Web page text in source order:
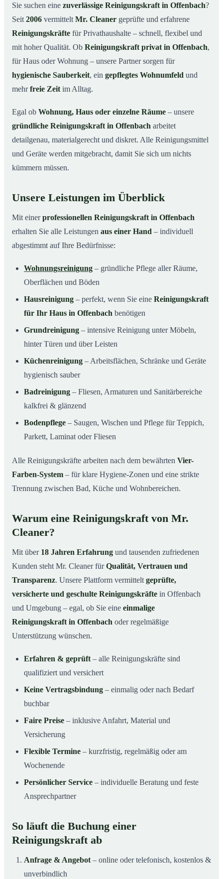
03Warum eine Reinigungskraft von Mr. Cleaner?
04So läuft die Buchung einer Reinigungskraft ab
05Typische Anlässe für eine Reinigungskraft
07Jetzt Reinigungskraft buchen
08So einfach buchen Sie eine Reinigungskraft in
Sie suchen eine zuverlässige Reinigungskraft in Offenbach?
Seit 2006 vermittelt Mr. Cleaner geprüfte und erfahrene
Reinigungskräfte für Privathaushalte – schnell, flexibel und
mit hoher Qualität. Ob Reinigungskraft privat in Offenbach,
für Haus oder Wohnung – unsere Partner sorgen für
hygienische Sauberkeit, ein gepflegtes Wohnumfeld und
mehrfreie Zeit im Alltag.
Egal ob Wohnung, Haus oder einzelne Räume – unsere
gründliche Reinigungskraft in Offenbach arbeitet
detailgenau, materialgerecht und diskret. Alle Reinigungsmittel
und Geräte werden mitgebracht, damit Sie sich um nichts
kümmern müssen.
Unsere Leistungen im Überblick
Mit einerprofessionellen Reinigungskraft in Offenbach
erhalten Sie alle Leistungen aus einer Hand – individuell
abgestimmt auf Ihre Bedürfnisse:
Wohnungsreinigung – gründliche Pflege aller Räume,
Oberflächen und Böden
Hausreinigung – perfekt, wenn Sie eine Reinigungskraft
für Ihr Haus in Offenbach benötigen
Grundreinigung – intensive Reinigung unter Möbeln,
hinter Türen und über Leisten
Küchenreinigung – Arbeitsflächen, Schränke und Geräte
hygienisch sauber
Badreinigung – Fliesen, Armaturen und Sanitärbereiche
kalkfrei & glänzend
Bodenpflege – Saugen, Wischen und Pflege für Teppich,
Parkett, Laminat oder Fliesen
Alle Reinigungskräfte arbeiten nach dem bewährten Vier-
Farben-System – für klare Hygiene-Zonen und eine strikte
Trennung zwischen Bad, Küche und Wohnbereichen.
Warum eine Reinigungskraft von Mr.
Cleaner?
Mit über 18 Jahren Erfahrung und tausenden zufriedenen
Kunden steht Mr. Cleaner fürQualität, Vertrauen und
Transparenz. Unsere Plattform vermittelt geprüfte,
versicherte und geschulte Reinigungskräfte in Offenbach
und Umgebung – egal, ob Sie eine einmalige
Reinigungskraft in Offenbach oder regelmäßige
Unterstützung wünschen.
Erfahren & geprüft – alle Reinigungskräfte sind
qualifiziert und versichert
Keine Vertragsbindung – einmalig oder nach Bedarf
buchbar
Faire Preise – inklusive Anfahrt, Material und
Versicherung
Flexible Termine – kurzfristig, regelmäßig oder am
Wochenende
Persönlicher Service – individuelle Beratung und feste
Ansprechpartner
So läuft die Buchung einer
Reinigungskraft ab
Anfrage & Angebot – online oder telefonisch, kostenlos &
unverbindlich